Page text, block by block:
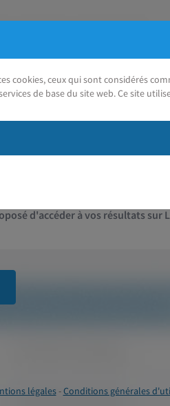
d'accéder à vos résultats sur
légales-Conditions générales
cookies, ceux qui sont considérés
de base du site web. Ce site